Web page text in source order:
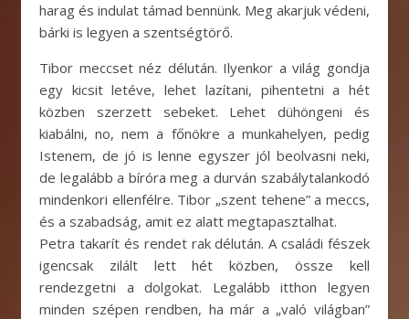
harag és indulat támad bennünk. Meg akarjuk védeni,
bárki is legyen a szentségtörő.
Tibor meccset néz délután. Ilyenkor a világ gondja
egy kicsit letéve, lehet lazítani, pihentetni a hét
közben szerzett sebeket. Lehet dühöngeni és
kiabálni, no, nem a főnökre a munkahelyen, pedig
Istenem, de jó is lenne egyszer jól beolvasni neki,
de legalább a bíróra meg a durván szabálytalankodó
mindenkori ellenfélre. Tibor „szent tehene” a meccs,
és a szabadság, amit ez alatt megtapasztalhat.
Petra takarít és rendet rak délután. A családi fészek
igencsak zilált lett hét közben, össze kell
rendezgetni a dolgokat. Legalább itthon legyen
minden szépen rendben, ha már a „való világban”